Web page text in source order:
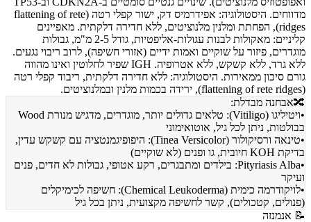
מדווחים. היסטולוגיה: אפידרמיס דק, ישור קפלי רטה (flattening of rete
ridges), הפחתת ומלנין מלנוציטים, ללא חדירה דלקתית. מאפיינים
קליניים: מאקולות לבנות עגולות-אליפטיות, גודל 2-5 מ"מ, גבולות
מוגדרים, פיזור על שוקיים ואמות ידיים (אזורי חשיפה), לרוב ריבוי נגעים.
ללא גרד, ללא קשקש, ללא אטרופיה. IGH שפיר לחלוטין ואינו מהווה
גורם סיכון ממאירות. היסטולוגיה: ללא חדירה דלקתית, ריבוד קפלי רטה
(flattening of rete ridges), ירידה בכמות מלנין ובמלנוציטים.
🔀אבחנה מבדלת:
•
ויטיליגו (Vitiligo): טלאים גדולים יותר, מוגדרים, מדגיש מנורת Wood
בבולטות, ניתן לכל גיל, אוטואימוני
•
טינאה ורסיקולור (Tinea Versicolor): היפופיגמנטציה עם קשקש עדין,
בדיקת KOH חיובית, גו ופנים (לא שוקיים)
•
Pityriasis Alba: בילדים ומתבגרים, רקע אטופי, גבולות לא חדים, פנים
ועיקר
•
לויקודרמה כימית (Chemical Leukoderma): חשיפה לכימיקלים
(פנולים, קטכולים), קשר לחשיפה מקצועית, ניתן בכל גיל
📝 אנמנזה